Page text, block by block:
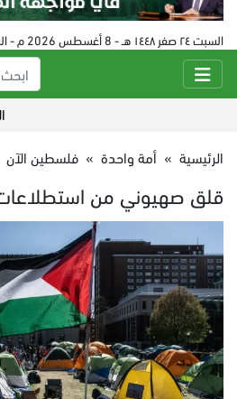
السبت ٢٤ صفر ١٤٤٨ هـ - 8 أغسطس 2026 م - الساعة 06:46 م
الرئيسية » أمة واحدة » فلسطين الآن
قلق صهيوني من استطلاعات